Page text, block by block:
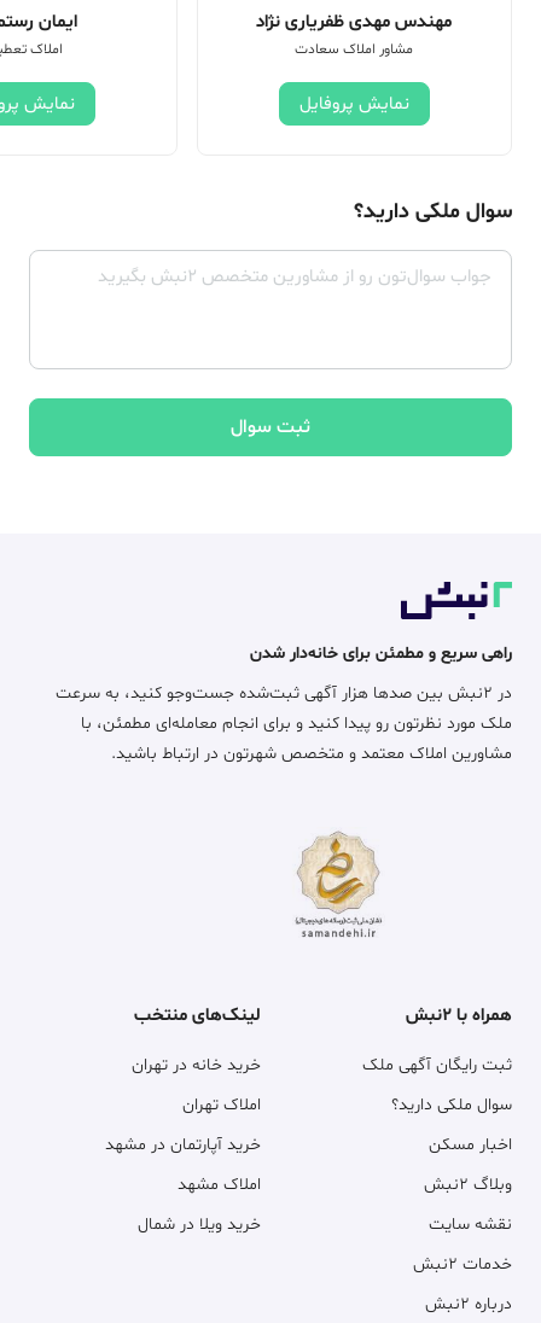
مهندس مهدی ظفریاری نژاد
مشاور املاک سعادت
نمایش پروفایل
ایمان
املاک
نمایش
سوال ملکی دارید؟
ثبت سوال
راهی سریع و مطمئن برای خانه‌دار شدن
در ۲نبش بین صدها هزار آگهی ثبت‌شده جست‌وجو کنید، به سرعت
ملک مورد نظرتون رو پیدا کنید و برای انجام معامله‌ای مطمئن، با
مشاورین املاک معتمد و متخصص شهرتون در ارتباط باشید.
همراه با ۲نبش
ثبت رایگان آگهی ملک
سوال ملکی دارید؟
اخبار مسکن
وبلاگ ۲نبش
نقشه سایت
خدمات ۲نبش
درباره ۲نبش
لینک‌های منتخب
خرید خانه در تهران
املاک تهران
خرید آپارتمان در مشهد
املاک مشهد
خرید ویلا در شمال